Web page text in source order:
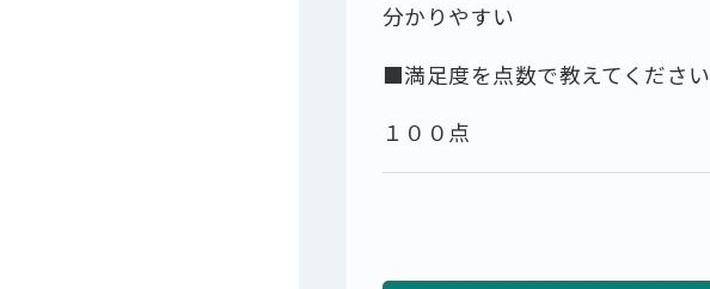
分かりやすい
■満足度を点数で教えてください
１００点